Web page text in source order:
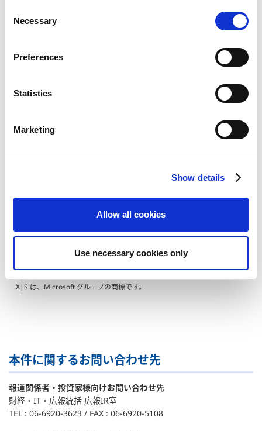
Necessary
Preferences
Statistics
Marketing
Show details
Allow all cookies
Use necessary cookies only
対応機種
PlayStation
権利表記
©CAPCOM
※Nintendo Switchは任天堂の商標です。
※”PlayStation”は株式会社ソニー・インタラクティブエンタテインメントの登
録商標または商標です。
X|S は、Microsoft グループの商標です。
本件に関するお問い合わせ先
報道関係者・投資家様向けお問い合わせ先
財経・IT・広報統括 広報IR室
TEL : 06-6920-3623 / FAX : 06-6920-5108